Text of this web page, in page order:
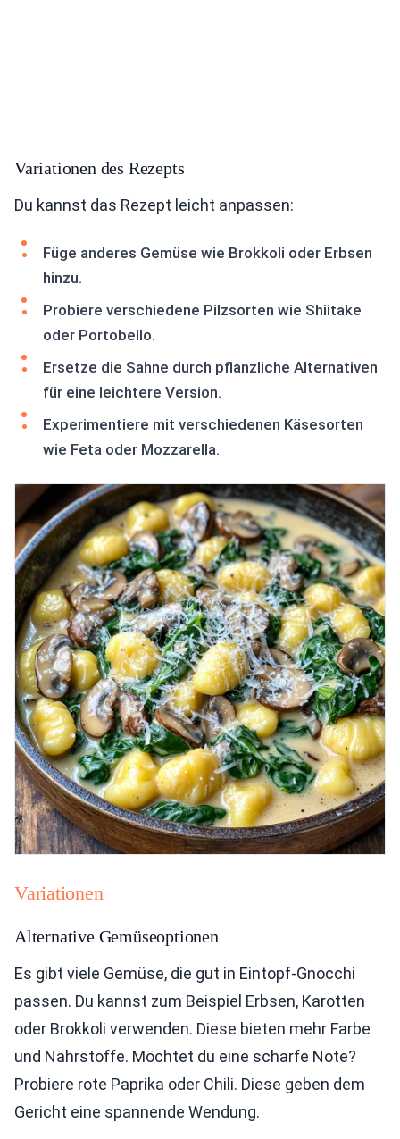
Variationen des Rezepts
Du kannst das Rezept leicht anpassen:
Füge anderes Gemüse wie Brokkoli oder Erbsen
hinzu.
Probiere verschiedene Pilzsorten wie Shiitake
oder Portobello.
Ersetze die Sahne durch pflanzliche Alternativen
für eine leichtere Version.
Experimentiere mit verschiedenen Käsesorten
wie Feta oder Mozzarella.
Variationen
Alternative Gemüseoptionen
Es gibt viele Gemüse, die gut in Eintopf-Gnocchi
passen. Du kannst zum Beispiel Erbsen, Karotten
oder Brokkoli verwenden. Diese bieten mehr Farbe
und Nährstoffe. Möchtet du eine scharfe Note?
Probiere rote Paprika oder Chili. Diese geben dem
Gericht eine spannende Wendung.